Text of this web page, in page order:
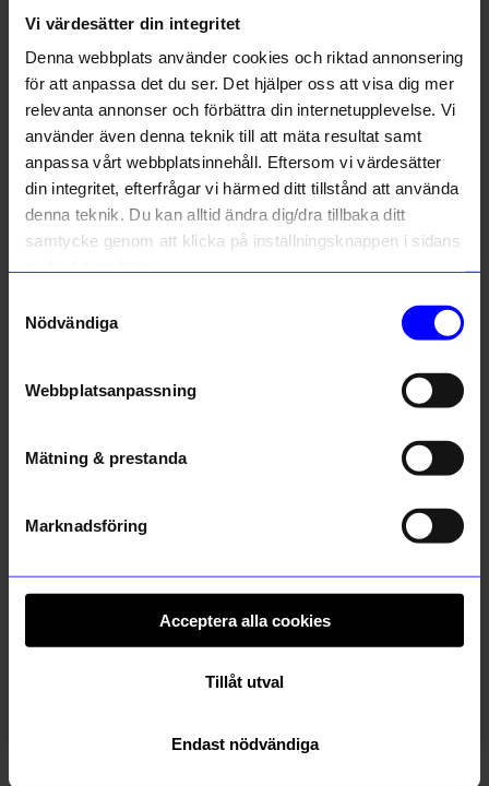
Vi värdesätter din integritet
Denna webbplats använder cookies och riktad annonsering
för att anpassa det du ser. Det hjälper oss att visa dig mer
relevanta annonser och förbättra din internetupplevelse. Vi
använder även denna teknik till att mäta resultat samt
anpassa vårt webbplatsinnehåll. Eftersom vi värdesätter
din integritet, efterfrågar vi härmed ditt tillstånd att använda
denna teknik. Du kan alltid ändra dig/dra tillbaka ditt
samtycke genom att klicka på inställningsknappen i sidans
Nödvändiga
Webbplatsanpassning
Mätning & prestanda
Marknadsföring
Acceptera alla cookies
Tillåt utval
Endast nödvändiga
Missnöjd. Kopparfärgen på utsidan börjar försvinna direkt.
Funktionen är god men estetiken undermålig.
8 månader sedan
PT
Peter T • åhlens.se
Den första lämnade vi tillbaka för kopparn låssnade på ett
ställe och vi bytte den mot en ny och den andra är likadan
1 år sedan
G
Ganimete • åhlens.se
9 månader sedan
Verified by Trustvoice
10% rabatt på
ditt första köp
Anmäl dig till vårt nyhetsbrev och bli
först med att få nyheter, inspiration
och unika erbjudanden!
Registrera